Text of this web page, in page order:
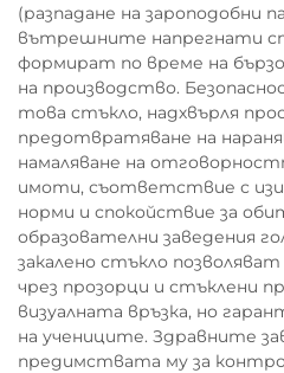
(разпадане на зароподобни
вътрешните напрегнати
формират по време на
на производство.
това стъкло, надхвърля
предотвратяване на
намаляване на
имоти, съответствие с
норми и спокойствие за
образователни заведения
закалено стъкло
чрез прозорци и стъклени
визуалната връзка, но
на учениците. Здравните
предимствата му за